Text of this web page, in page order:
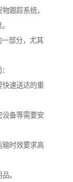
跟踪系统，
部分，尤其
快速送达的重
设备等需要安
输时效要求高
。